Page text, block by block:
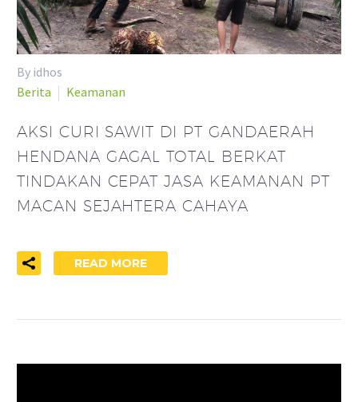
By idhos
Berita
Keamanan
AKSI CURI SAWIT DI PT GANDAERAH
HENDANA GAGAL TOTAL BERKAT
TINDAKAN CEPAT JASA KEAMANAN PT
MACAN SEJAHTERA CAHAYA
READ MORE